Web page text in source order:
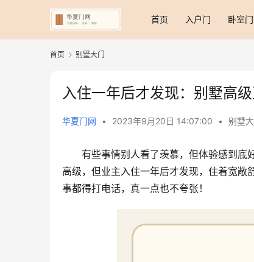
首页 入户门 卧室门
首页 别墅大门
入住一年后才发现：别墅高
华夏门网 • 2023年9月20日 14:07:00 • 别墅
有些事情别人看了羡慕，但体验感到底
高级，但业主入住一年后才发现，住着宽
事都得打电话，真一点也不夸张！